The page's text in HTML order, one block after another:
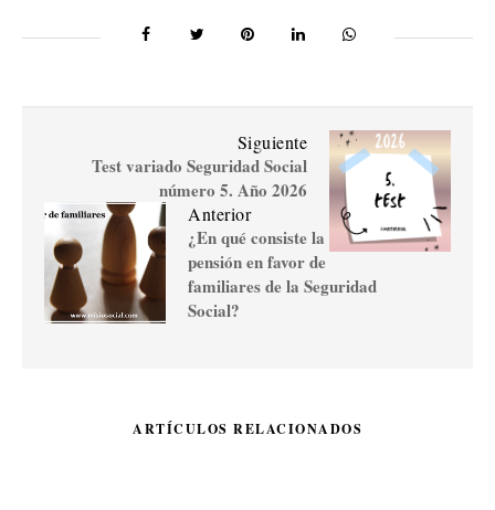
Siguiente
Test variado Seguridad Social
número 5. Año 2026
Anterior
¿En qué consiste la
pensión en favor de
familiares de la Seguridad
Social?
ARTÍCULOS RELACIONADOS